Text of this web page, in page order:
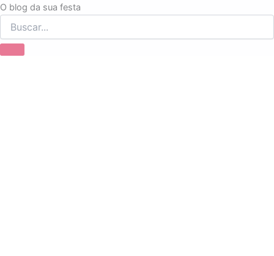
O blog da sua festa
Ir
para
o